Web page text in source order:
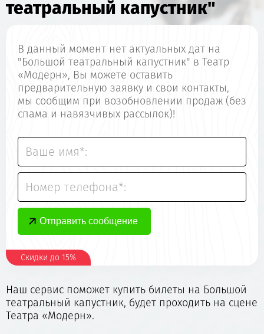
Наш сервис поможет купить билеты на Большой
театральный капустник, будет проходить на сцене
Театра «Модерн».
театральный капустник"
В данный момент нет актуальных дат на
"Большой театральный капустник" в Театр
«Модерн», Вы можете оставить
предварительную заявку и свои контакты,
мы сообщим при возобновлении продаж (без
спама и навязчивых рассылок)!
Ваше имя*:
Номер телефона*:
Скидки до 15%